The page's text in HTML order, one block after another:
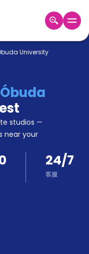
University
Óbuda
studios —
near your
24/7
客服